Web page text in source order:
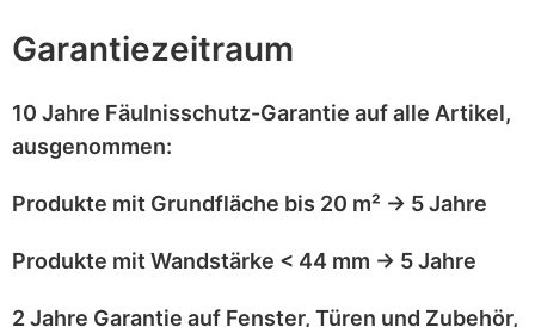
Garantiezeitraum
10 Jahre Fäulnisschutz-Garantie auf alle Artikel,
ausgenommen:
Produkte mit Grundfläche bis 20 m² → 5 Jahre
Produkte mit Wandstärke < 44 mm → 5 Jahre
2 Jahre Garantie auf Fenster, Türen und Zubehör,